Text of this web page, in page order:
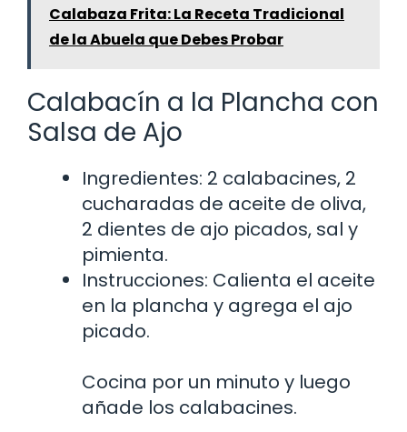
Calabaza Frita: La Receta Tradicional
de la Abuela que Debes Probar
Calabacín a la Plancha con
Salsa de Ajo
Ingredientes: 2 calabacines, 2
cucharadas de aceite de oliva,
2 dientes de ajo picados, sal y
pimienta.
Instrucciones: Calienta el aceite
en la plancha y agrega el ajo
picado.
Cocina por un minuto y luego
añade los calabacines.